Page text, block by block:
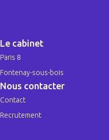
Le cabinet
Paris 8
Fontenay-sous-bois
Nous contacter
Contact
Recrutement